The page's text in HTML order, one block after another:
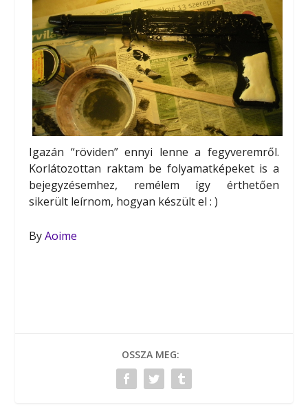
Igazán “röviden” ennyi lenne a fegyveremről.
Korlátozottan raktam be folyamatképeket is a
bejegyzésemhez, remélem így érthetően
sikerült leírnom, hogyan készült el : )
ByAoime
OSSZA MEG: